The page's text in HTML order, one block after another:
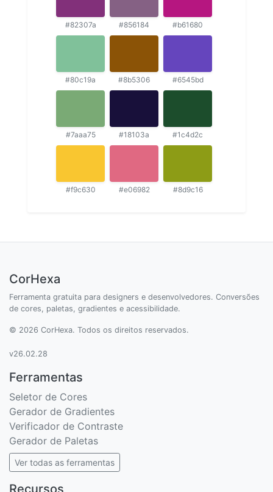
#82307a #856184 #b61680
#80c19a #8b5306 #6545bd
#7aaa75 #18103a #1c4d2c
#f9c630 #e06982 #8d9c16
CorHexa
Ferramenta gratuita para designers e desenvolvedores. Conversões
de cores, paletas, gradientes e acessibilidade.
© 2026 CorHexa. Todos os direitos reservados.
v26.02.28
Ferramentas
Seletor de Cores
Gerador de Gradientes
Verificador de Contraste
Gerador de Paletas
Ver todas as ferramentas
Recursos